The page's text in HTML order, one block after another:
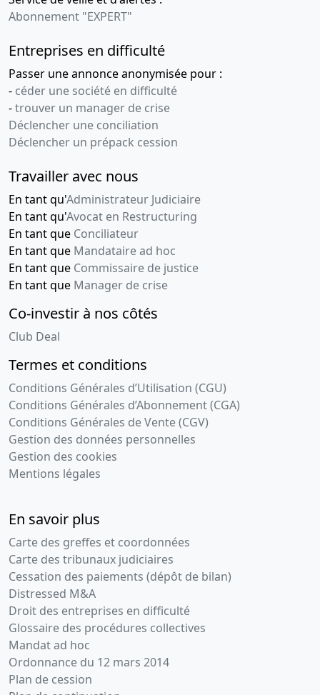
Abonnement "EXPERT"
Entreprises en difficulté
Passer une annonce anonymisée pour :
- céder une société en difficulté
-trouver un manager de crise
Déclencher une conciliation
Déclencher un prépack cession
Travailler avec nous
En tant qu'Administrateur Judiciaire
En tant qu'Avocat en Restructuring
En tant que Conciliateur
En tant que Mandataire ad hoc
En tant que Commissaire de justice
En tant que Manager de crise
Co-investir à nos côtés
Club Deal
Termes et conditions
Conditions Générales d’Utilisation (CGU)
Conditions Générales d’Abonnement (CGA)
Conditions Générales de Vente (CGV)
Gestion des données personnelles
Gestion des cookies
Mentions légales
En savoir plus
Carte des greffes et coordonnées
Carte des tribunaux judiciaires
Cessation des paiements (dépôt de bilan)
Distressed M&A
Droit des entreprises en difficulté
Glossaire des procédures collectives
Mandat ad hoc
Ordonnance du 12 mars 2014
Plan de cession